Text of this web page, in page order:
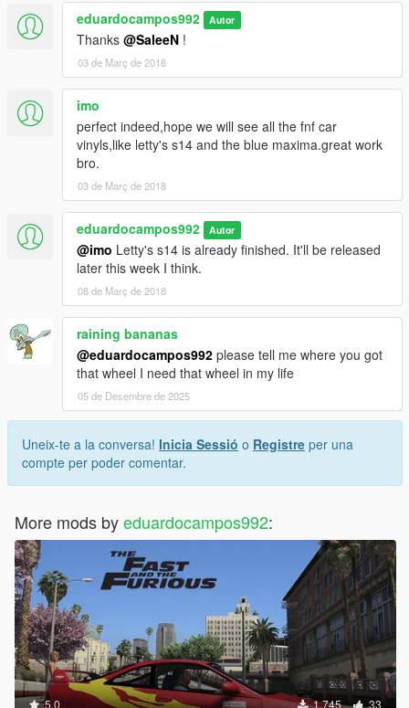
eduardocampos992 Autor
Thanks @SaleeN !
03 de Març de 2018
imo
perfect indeed,hope we will see all the fnf car
vinyls,like letty's s14 and the blue maxima.great work
bro.
03 de Març de 2018
eduardocampos992 Autor
@imo Letty's s14 is already finished. It'll be released
later this week I think.
08 de Març de 2018
raining bananas
@eduardocampos992 please tell me where you got
that wheel I need that wheel in my life
05 de Desembre de 2025
Uneix-te a la conversa! Inicia Sessió o Registre per una
compte per poder comentar.
More mods byeduardocampos992:
5.0 1.745 33